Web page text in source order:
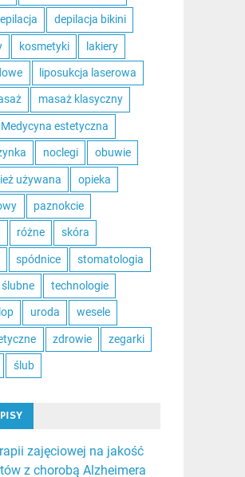
depilacja bikini
kosmetyki lakiery
liposukcja laserowa
masaż klasyczny
Medycyna estetyczna
noclegi obuwie
używana opieka
paznokcie
różne skóra
spódnice stomatologia
technologie
uroda wesele
zdrowie zegarki
ślub
zajęciowej na jakość
z chorobą Alzheimera